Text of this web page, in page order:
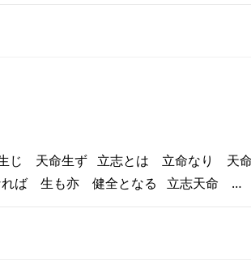
じ 天命生ず 立志とは 立命なり 天命
れば 生も亦 健全となる 立志天命 …